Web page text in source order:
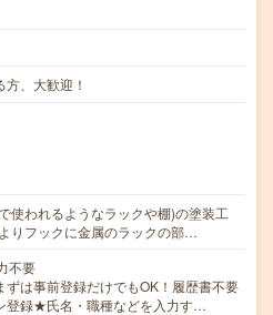
、大歓迎！
使われるようなラックや棚)の塗装工
りフックに金属のラックの部…
不要
は事前登録だけでもOK！履歴書不要
登録★氏名・職種などを入力す…